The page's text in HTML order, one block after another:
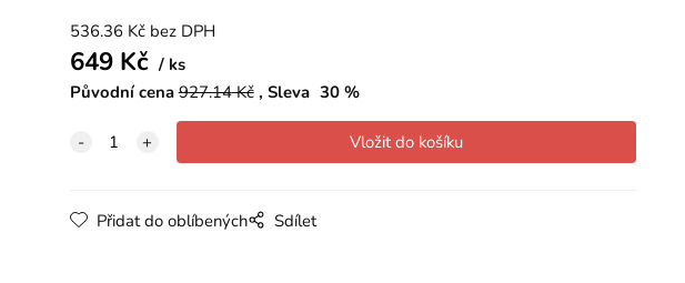
536.36Kč bez DPH
649Kč
ks
Původní cena 927.14Kč Sleva 30%
Přidat do oblíbených Sdílet